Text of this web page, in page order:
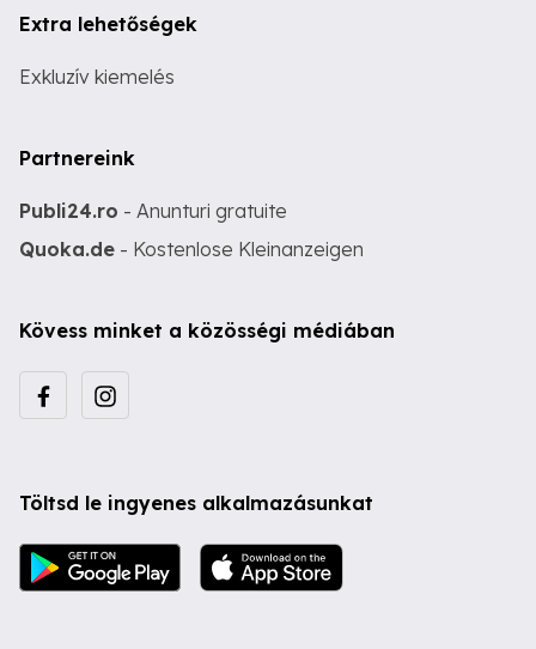
Extra lehetőségek
Exkluzív kiemelés
Partnereink
Publi24.ro - Anunturi gratuite
Quoka.de - Kostenlose Kleinanzeigen
Kövess minket a közösségi médiában
Töltsd le ingyenes alkalmazásunkat